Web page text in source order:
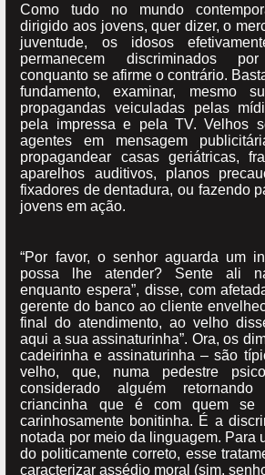
Como tudo no mundo
dirigido aos jovens, quer dizer, o
juventude, os idosos
permanecem discriminados
conquanto se afirme o contrário.
fundamento, examinar, mesmo
propagandas veiculadas pelas
pela impressa e pela TV. Velhos
agentes em mensagem
propagandear casas geriátricas,
aparelhos auditivos, planos
fixadores de dentadura, ou fazendo
jovens em ação.
“Por favor, o senhor aguarda um
possa lhe atender? Sente ali
enquanto espera”, disse, com
gerente do banco ao cliente
final do atendimento, ao velho
aqui a sua assinaturinha”. Ora, os
cadeirinha e assinaturinha – são
velho, que, numa pedestre
considerado alguém
criancinha que é com quem se
carinhosamente bonitinha. É a
notada por meio da linguagem. Para
do politicamente correto, esse
caracterizar assédio moral (sim,